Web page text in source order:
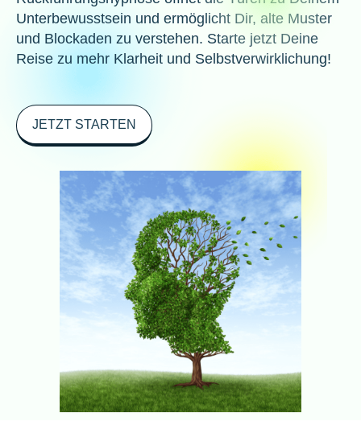
Unterbewusstsein und ermöglicht Dir, alte Muster
und Blockaden zu verstehen. Starte jetzt Deine
Reise zu mehr Klarheit und Selbstverwirklichung!
JETZT STARTEN